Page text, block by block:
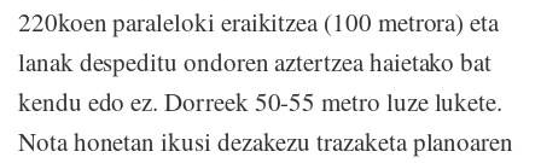
220koen paraleloki eraikitzea (100 metrora) eta
lanak despeditu ondoren aztertzea haietako bat
kendu edo ez. Dorreek 50-55 metro luze lukete.
Nota honetan ikusi dezakezu trazaketa planoaren